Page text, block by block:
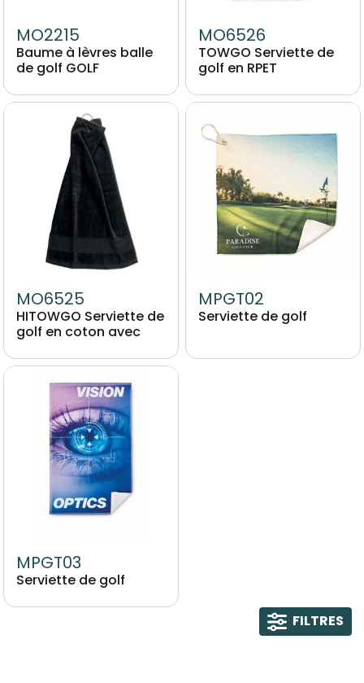
MO2215
Baume à lèvres balle
de golf GOLF
MO6526
TOWGO Serviette de
golf en RPET
Image
MO6525
HITOWGO Serviette de
golf en coton avec
Media Images
Image
MPGT02
Serviette de golf
Media Images
Image
MPGT03
Serviette de golf
FILTRES